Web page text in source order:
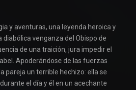
y aventuras, una leyenda heroica y
venganza del Obispo de
de una traición, jura impedir el
Apoderándose de las fuerzas
pareja un terrible hechizo: ella se
el día y él en un acechante